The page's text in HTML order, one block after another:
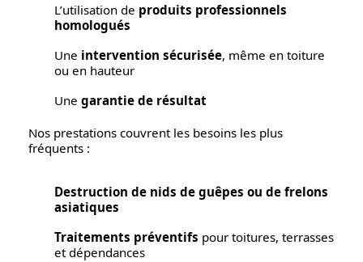
L’utilisation de produits professionnels
homologués
Une intervention sécurisée, même en toiture
ou en hauteur
Une garantie de résultat
Nos prestations couvrent les besoins les plus
fréquents :
Destruction de nids de guêpes ou de frelons
asiatiques
Traitements préventifs pour toitures, terrasses
et dépendances